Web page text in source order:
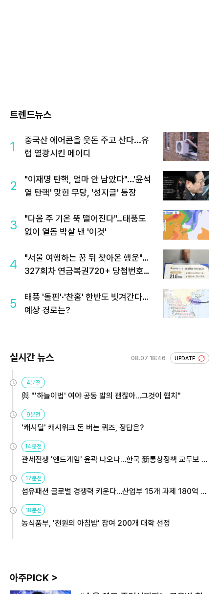
트렌드뉴스
1
중국산 에어콘을 웃돈 주고 산다...유
럽 열광시킨 메이디
2
"이재명 탄핵, 얼마 안 남았다"...'윤석
열 탄핵' 맞힌 무당, '성지글' 등장
3
"다음 주 기온 뚝 떨어진다"…태풍도
없이 열돔 박살 낸 '이것'
4
"서울 여행하는 꿈 뒤 찾아온 행운"…
327회차 연금복권720+ 당첨번호조
5
태풍 '돌핀'·'찬홈' 한반도 빗겨간다…
예상 경로는?
실시간 뉴스 08.07 18:46 UPDATE
4분전
與 "'하늘이법' 여야 공동 발의 괜찮아…그것이 협치"
9분전
'캐시딜' 캐시워크 돈 버는 퀴즈, 정답은?
14분전
관세전쟁 '엔드게임' 윤곽 나오나…한국 新통상정책 교두보 활
용해야
17분전
섬유패션 글로벌 경쟁력 키운다…산업부 15개 과제 180억 지
원
18분전
농식품부, '천원의 아침밥' 참여 200개 대학 선정
아주PICK >